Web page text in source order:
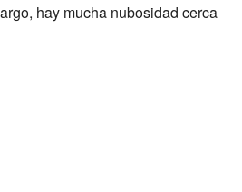
hay mucha nubosidad cerca